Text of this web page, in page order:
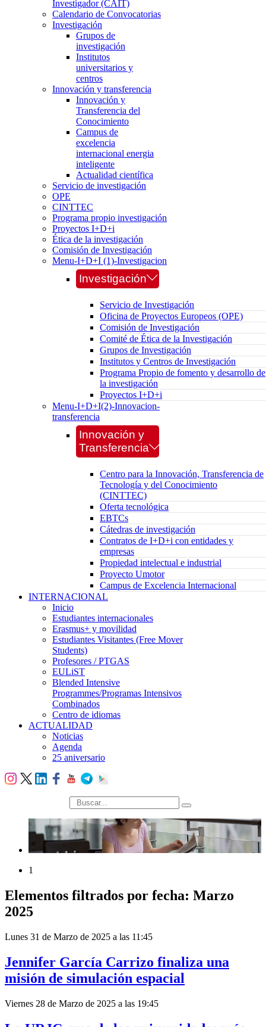
Investigador (CAIT)
Calendario de Convocatorias
Investigación
Grupos de
investigación
Institutos
universitarios y
centros
Innovación y transferencia
Innovación y
Transferencia del
Conocimiento
Campus de
excelencia
internacional energia
inteligente
Actualidad científica
Servicio de investigación
OPE
CINTTEC
Programa propio investigación
Proyectos I+D+i
Ética de la investigación
Comisión de Investigación
Menu-I+D+I (1)-Investigacion
Investigación
Servicio de Investigación
Oficina de Proyectos Europeos (OPE)
Comisión de Investigación
Comité de Ética de la Investigación
Grupos de Investigación
Institutos y Centros de Investigación
Programa Propio de fomento y desarrollo de
la investigación
Proyectos I+D+i
Menu-I+D+I(2)-Innovacion-
transferencia
Innovación y
Transferencia
Centro para la Innovación, Transferencia de
Tecnología y del Conocimiento
(CINTTEC)
Oferta tecnológica
EBTCs
Cátedras de investigación
Contratos de I+D+i con entidades y
empresas
Propiedad intelectual e industrial
Proyecto Umotor
Campus de Excelencia Internacional
INTERNACIONAL
Inicio
Estudiantes internacionales
Erasmus+ y movilidad
Estudiantes Visitantes (Free Mover
Students)
Profesores / PTGAS
EULiST
Blended Intensive
Programmes/Programas Intensivos
Combinados
Centro de idiomas
ACTUALIDAD
Noticias
Agenda
25 aniversario
búsqueda
1
Elementos filtrados por fecha: Marzo
2025
Lunes 31 de Marzo de 2025 a las 11:45
Jennifer García Carrizo finaliza una
misión de simulación espacial
Viernes 28 de Marzo de 2025 a las 19:45